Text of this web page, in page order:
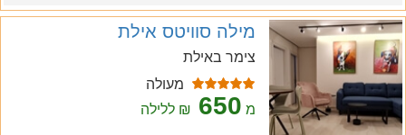
מילה סוויטס אילת
צימר באילת
מעולה
מ 650 ₪ ללילה